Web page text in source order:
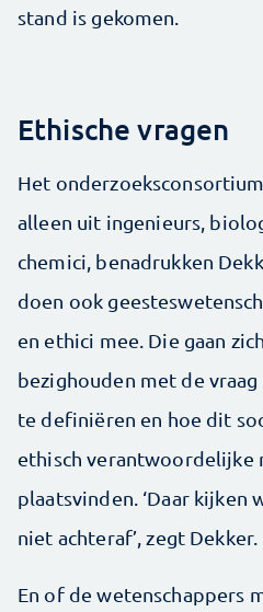
stand is gekomen.
Ethische vragen
Het
alleen uit ingenieurs,
chemici, benadrukken
doen ook
en ethici mee. Die gaan
bezighouden met de
te definiëren en hoe dit
ethisch verantwoordelijke
plaatsvinden. ‘Daar kijken
niet achteraf’, zegt Dekker.
En of de wetenschappers